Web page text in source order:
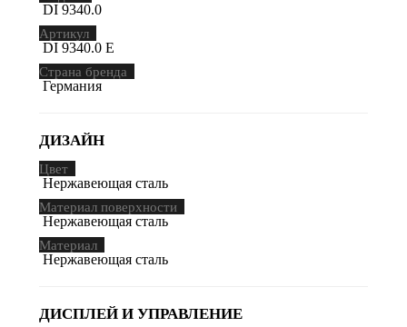
DI 9340.0
Артикул
DI 9340.0 E
Страна бренда
Германия
ДИЗАЙН
Цвет
Нержавеющая сталь
Материал поверхности
Нержавеющая сталь
Материал
Нержавеющая сталь
ДИСПЛЕЙ И УПРАВЛЕНИЕ